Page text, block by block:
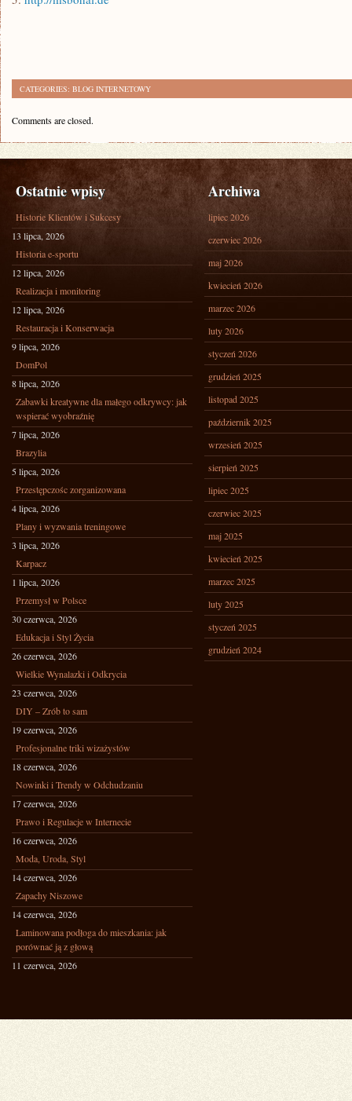
CATEGORIES: BLOG INTERNETOWY
Comments are closed.
Ostatnie wpisy
Historie Klientów i Sukcesy
13 lipca, 2026
Historia e-sportu
12 lipca, 2026
Realizacja i monitoring
12 lipca, 2026
Restauracja i Konserwacja
9 lipca, 2026
DomPol
8 lipca, 2026
Zabawki kreatywne dla małego odkrywcy: jak
wspierać wyobraźnię
7 lipca, 2026
Brazylia
5 lipca, 2026
Przestępczośc zorganizowana
4 lipca, 2026
Plany i wyzwania treningowe
3 lipca, 2026
Karpacz
1 lipca, 2026
Przemysł w Polsce
30 czerwca, 2026
Edukacja i Styl Życia
26 czerwca, 2026
Wielkie Wynalazki i Odkrycia
23 czerwca, 2026
DIY – Zrób to sam
19 czerwca, 2026
Profesjonalne triki wizażystów
18 czerwca, 2026
Nowinki i Trendy w Odchudzaniu
17 czerwca, 2026
Prawo i Regulacje w Internecie
16 czerwca, 2026
Moda, Uroda, Styl
14 czerwca, 2026
Zapachy Niszowe
14 czerwca, 2026
Laminowana podłoga do mieszkania: jak
porównać ją z głową
11 czerwca, 2026
Archiwa
lipiec 2026
czerwiec 2026
maj 2026
kwiecień 2026
marzec 2026
luty 2026
styczeń 2026
grudzień 2025
listopad 2025
październik 2025
wrzesień 2025
sierpień 2025
lipiec 2025
czerwiec 2025
maj 2025
kwiecień 2025
marzec 2025
luty 2025
styczeń 2025
grudzień 2024